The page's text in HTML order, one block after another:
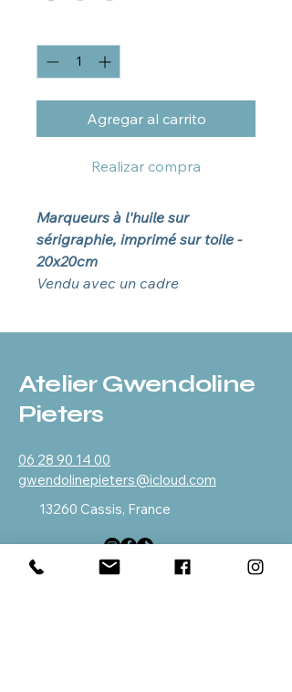
Agregar al carrito
Realizar compra
Marqueurs à l'huile sur
sérigraphie, imprimé sur toile -
20x20cm
Vendu avec un cadre
Atelier Gwendoline
Pieters
06 28 90 14 00
gwendolinepieters@icloud.com
13260 Cassis, France